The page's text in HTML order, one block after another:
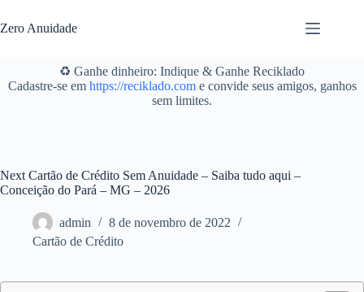
para
o
Zero Anuidade
♻️ Ganhe dinheiro: Indique & Ganhe Reciklado
Cadastre-se em https://reciklado.come convide seus amigos, ganhos
sem limites.
Next Cartão de Crédito Sem Anuidade – Saiba tudo aqui –
Conceição do Pará – MG – 2026
admin
8 de novembro de 2022
Cartão de Crédito